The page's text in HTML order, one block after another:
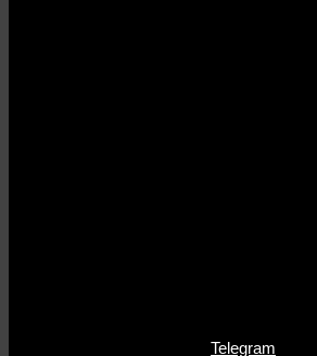
Telegram